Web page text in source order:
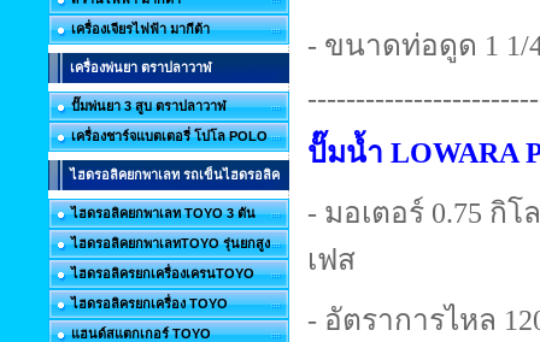
เครื่องเจียรไฟฟ้า มากีต้า
เครื่องพ่นยา ตราปลาวาฬ
ปั๊มพ่นยา 3 สูบ ตราปลาวาฬ
เครื่องชาร์จแบตเตอรี่ โปโล POLO
ไฮดรอลิคยกพาเลท รถเข็นไฮดรอลิค
ไฮดรอลิคยกพาเลท TOYO 3 ตัน
ไฮดรอลิคยกพาเลทTOYO รุ่นยกสูง
ไฮดรอลิครยกเครื่องเครนTOYO
ไฮดรอลิครยกเครื่อง TOYO
แฮนด์สแตกเกอร์ TOYO
- ขนาดท่อดูด 1 1/
ปั๊มน้ำ LOWARA
- มอเตอร์ 0.75 กิโ
เฟส
- อัตราการไหล